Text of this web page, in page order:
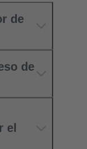
de
de
el